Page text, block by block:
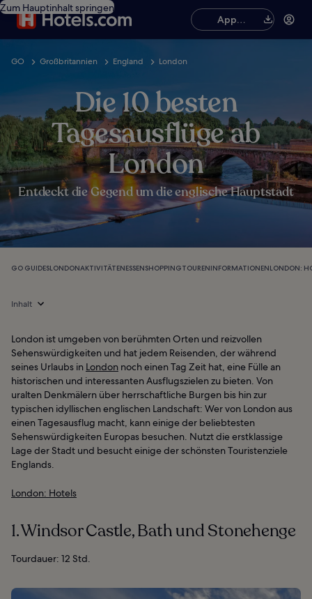
Zum Hauptinhalt springen
App
herunterladen
GO Großbritannien England London
Die 10 besten
Tagesausflüge ab
London
Entdeckt die Gegend um die englische Hauptstadt
GO GUIDESLONDONAKTIVITÄTENESSENSHOPPINGTOURENINFORMATIONENLONDON:
Inhalt
London ist umgeben von berühmten Orten und reizvollen
Sehenswürdigkeiten und hat jedem Reisenden, der während
seines Urlaubs in London noch einen Tag Zeit hat, eine Fülle an
historischen und interessanten Ausflugszielen zu bieten. Von
uralten Denkmälern über herrschaftliche Burgen bis hin zur
typischen idyllischen englischen Landschaft: Wer von London aus
einen Tagesausflug macht, kann einige der beliebtesten
Sehenswürdigkeiten Europas besuchen. Nutzt die erstklassige
Lage der Stadt und besucht einige der schönsten Touristenziele
Englands.
London: Hotels
1. Windsor Castle, Bath und Stonehenge
Tourdauer: 12 Std.